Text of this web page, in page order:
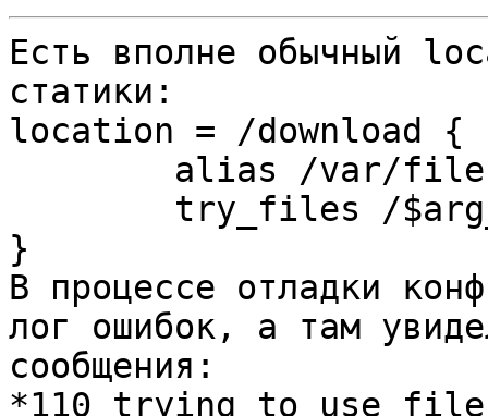
Есть вполне обычный
статики:
location = /download {
}
В процессе отладки
лог ошибок, а там
сообщения:
*110 trying to use